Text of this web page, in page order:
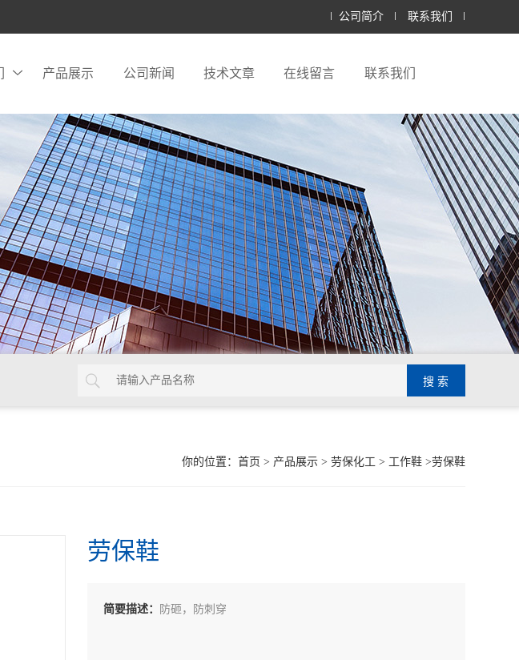
公司简介 联系我们
产品展示 公司新闻 技术文章 在线留言 联系我们
你的位置： 首页 > 产品展示> 劳保化工 > 工作鞋>劳保鞋
劳保鞋
简要描述： 防砸，防刺穿